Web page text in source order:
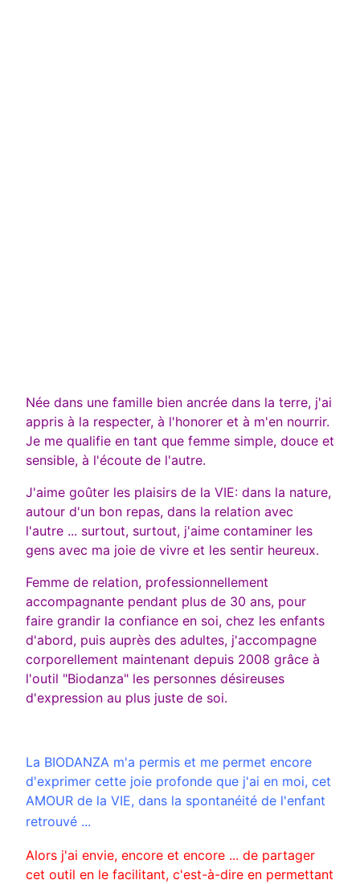
Née dans une famille bien ancrée dans la terre, j'ai
appris à la respecter, à l'honorer et à m'en nourrir.
Je me qualifie en tant que femme simple, douce et
sensible, à l'écoute de l'autre.
J'aime goûter les plaisirs de la VIE: dans la nature,
autour d'un bon repas, dans la relation avec
l'autre ... surtout, surtout, j'aime contaminer les
gens avec ma joie de vivre et les sentir heureux.
Femme de relation, professionnellement
accompagnante pendant plus de 30 ans, pour
faire grandir la confiance en soi, chez les enfants
d'abord, puis auprès des adultes, j'accompagne
corporellement maintenant depuis 2008 grâce à
l'outil "Biodanza" les personnes désireuses
d'expression au plus juste de soi.
La BIODANZA m'a permis et me permet encore
d'exprimer cette joie profonde que j'ai en moi, cet
AMOUR de la VIE, dans la spontanéité de l'enfant
retrouvé ...
Alors j'ai envie, encore et encore ... de partager
cet outil en le facilitant, c'est-à-dire en permettant